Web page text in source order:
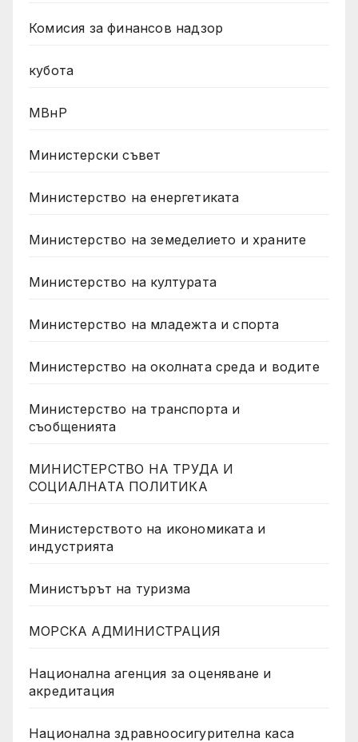
Комисия за финансов надзор
кубота
МВнР
Министерски съвет
Министерство на енергетиката
Министерство на земеделието и храните
Министерство на културата
Министерство на младежта и спорта
Министерство на околната среда и водите
Министерство на транспорта и
съобщенията
МИНИСТЕРСТВО НА ТРУДА И
СОЦИАЛНАТА ПОЛИТИКА
Министерството на икономиката и
индустрията
Министърът на туризма
МОРСКА АДМИНИСТРАЦИЯ
Национална агенция за оценяване и
акредитация
Национална здравноосигурителна каса